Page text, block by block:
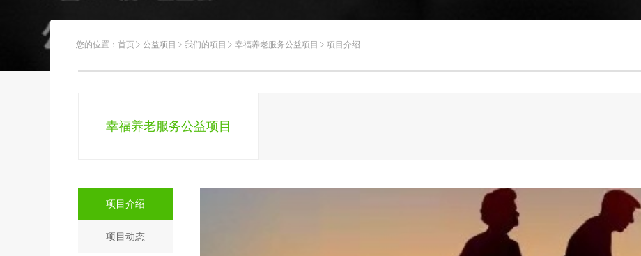
您的位置： 首页 公益项目 我们的项目 幸福养老服务公益项目 项目介绍
幸福养老服务公益项目
项目介绍
项目动态